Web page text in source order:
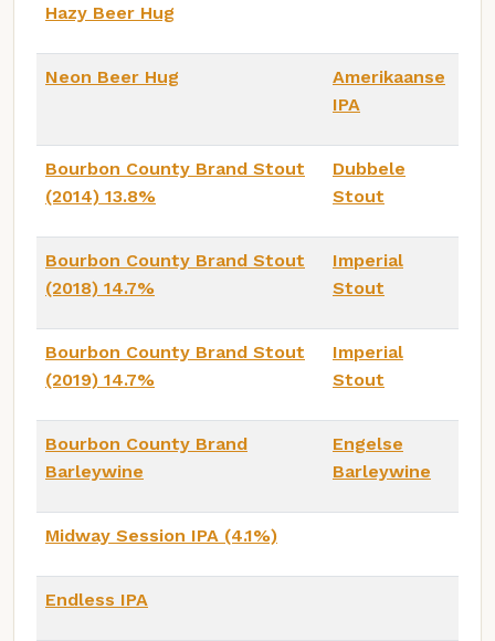
Hazy Beer Hug
Neon Beer Hug
Amerikaanse
IPA
Bourbon County Brand Stout
(2014) 13.8%
Dubbele
Stout
Bourbon County Brand Stout
(2018) 14.7%
Imperial
Stout
Bourbon County Brand Stout
(2019) 14.7%
Imperial
Stout
Bourbon County Brand
Barleywine
Engelse
Barleywine
Midway Session IPA (4.1%)
Endless IPA